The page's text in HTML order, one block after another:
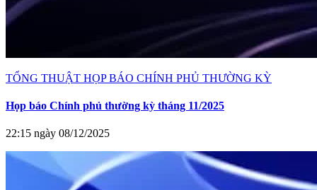
TỔNG THUẬT HỌP BÁO CHÍNH PHỦ THƯỜNG KỲ
Họp báo Chính phủ thường kỳ tháng 11/2025
22:15 ngày 08/12/2025